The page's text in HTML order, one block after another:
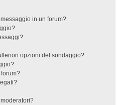
in un forum?
opzioni del sondaggio?